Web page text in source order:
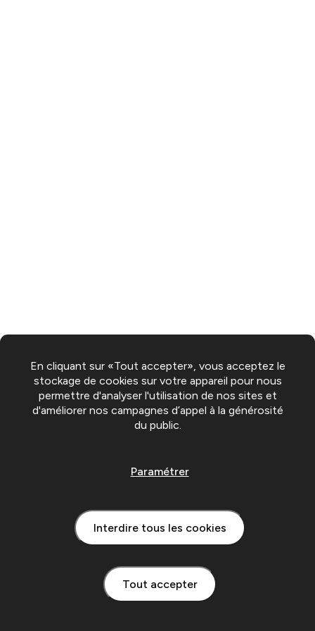
En cliquant sur «Tout accepter», vous acceptez le
stockage de cookies sur votre appareil pour nous
permettre d'analyser l'utilisation de nos sites et
d'améliorer nos campagnes d’appel à la générosité
du public.
Tout accepter
Interdire tous les cookies
Paramétrer